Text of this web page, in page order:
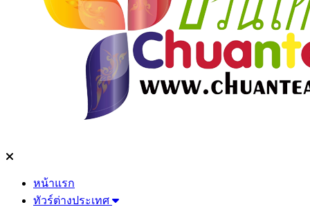
หน้าแรก
ทัวร์ต่างประเทศ